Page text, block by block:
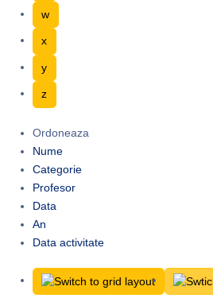
w
x
y
z
Ordoneaza
Nume
Categorie
Profesor
Data
An
Data activitate